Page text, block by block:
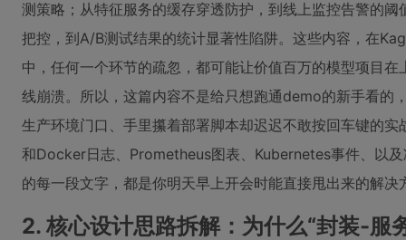
测策略；从特征服务的缓存穿透防护，到线上监控告警的
把控，到A/B测试结果的统计显著性陷阱。这些内容，在
中，任何一个环节的疏忽，都可能让价值百万的模型项目
线崩溃。所以，这篇内容不是给只想跑通demo的新手看的
生产环境门口、手里攥着部署脚本却迟迟不敢按回车键的
和Docker日志、Prometheus图表、Kubernetes事件、以
的每一段文字，都是你明天早上开会时能直接甩出来的解决
2. 核心设计思路拆解：为什么“封装-服